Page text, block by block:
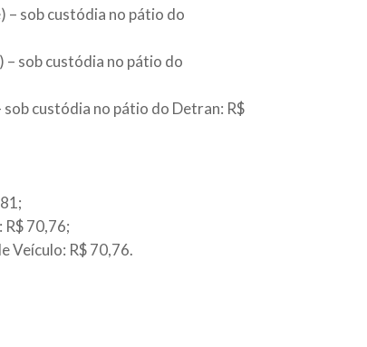
– sob custódia no pátio do
sob custódia no pátio do
custódia no pátio do Detran: R$
70,76;
Veículo: R$ 70,76.